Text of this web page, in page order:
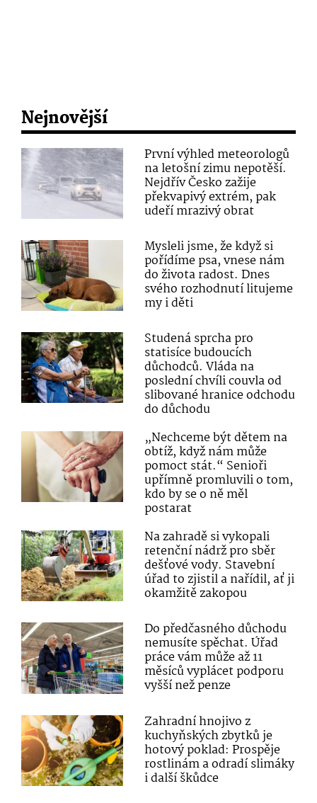
Nejnovější
První výhled meteorologů
na letošní zimu nepotěší.
Nejdřív Česko zažije
překvapivý extrém, pak
udeří mrazivý obrat
Mysleli jsme, že když si
pořídíme psa, vnese nám
do života radost. Dnes
svého rozhodnutí litujeme
my i děti
Studená sprcha pro
statisíce budoucích
důchodců. Vláda na
poslední chvíli couvla od
slibované hranice odchodu
do důchodu
„Nechceme být dětem na
obtíž, když nám může
pomoct stát.“ Senioři
upřímně promluvili o tom,
kdo by se o ně měl
postarat
Na zahradě si vykopali
retenční nádrž pro sběr
dešťové vody. Stavební
úřad to zjistil a nařídil, ať ji
okamžitě zakopou
Do předčasného důchodu
nemusíte spěchat. Úřad
práce vám může až 11
měsíců vyplácet podporu
vyšší než penze
Zahradní hnojivo z
kuchyňských zbytků je
hotový poklad: Prospěje
rostlinám a odradí slimáky
i další škůdce